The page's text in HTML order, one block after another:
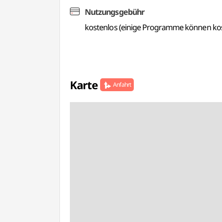
Nutzungsgebühr
kostenlos (einige Programme können
Karte Anfahrt